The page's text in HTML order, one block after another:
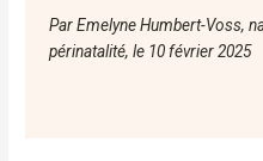
Par Emelyne Humbert-Voss,
périnatalité, le 10 février 2025